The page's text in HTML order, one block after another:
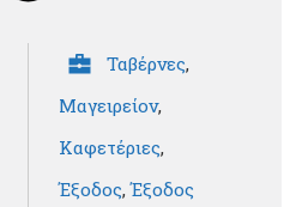
Ταβέρνες,
Μαγειρείον,
Καφετέριες,
Έξοδος,Έξοδος